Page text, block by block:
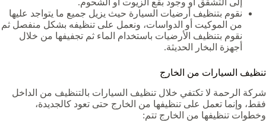
إلى التشقق أو وجود بقع الزيوت أو الشحوم.
نقوم بتنظيف أرضيات السيارة حيث يزيل جميع ما يتواجد عليها
من الموكيت أو الدواسات، ونعمل على تنظيفه بشكل منفصل ثم
نقوم بتنظيف الأرضيات باستخدام الماء ثم تجفيفها من خلال
أجهزة البخار الحديثة.
تنظيف السيارات من الخارج
شركة الرحمة لا تكتفي خلال تنظيف السيارات بالتنظيف من الداخل
فقط، وإنما تعمل على تنظيفها من الخارج حتى تعود كالجديدة،
وخطوات تنظيفها من الخارج تتم: